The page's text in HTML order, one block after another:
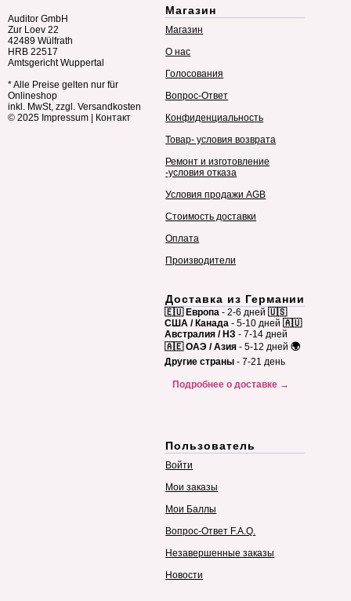
Auditor GmbH
Zur Loev 22
42489 Wülfrath
HRB 22517
Amtsgericht Wuppertal
* Alle Preise gelten nur für
Onlineshop
inkl. MwSt, zzgl. Versandkosten
© 2025 Impressum | Контакт
Магазин
Магазин
О нас
Голосования
Вопрос-Ответ
Конфиденциальность
Товар- условия возврата
Ремонт и изготовление
-условия отказа
Условия продажи AGB
Стоимость доставки
Оплата
Производители
Доставка из Германии
🇪🇺 Европа - 2-6 дней 🇺🇸
США / Канада - 5-10 дней 🇦🇺
Австралия / НЗ - 7-14 дней
🇦🇪 ОАЭ / Азия - 5-12 дней 🌍
Другие страны - 7-21 день
Подробнее о доставке →
Пользователь
Войти
Мои заказы
Мои Баллы
Вопрос-Ответ F.A.Q.
Незавершенные заказы
Новости